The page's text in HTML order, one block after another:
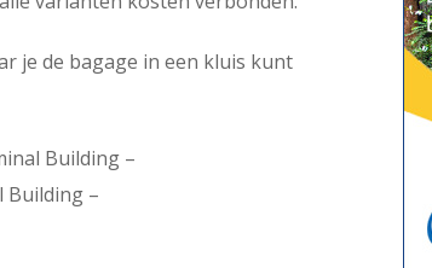
je de bagage in een kluis kunt
Building –
Building –